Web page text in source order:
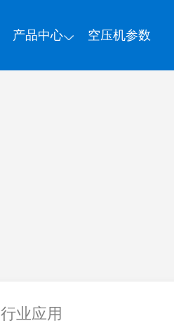
产品中心 空压机参数
行业应用